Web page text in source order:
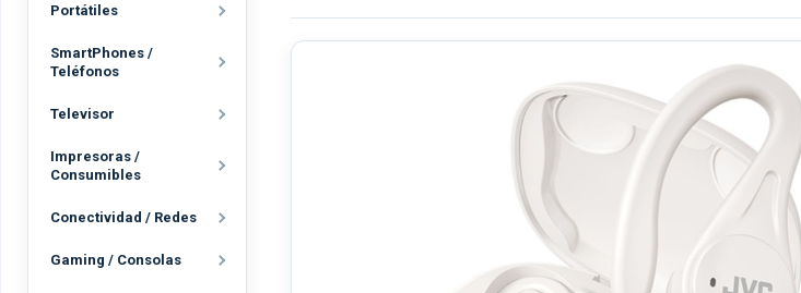
Portátiles
SmartPhones /
Teléfonos
Televisor
Impresoras /
Consumibles
Conectividad / Redes
Gaming / Consolas